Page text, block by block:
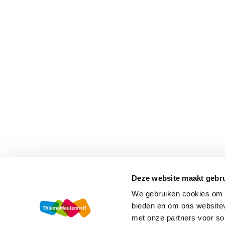
Deze website maakt
We gebruiken cookies
bieden en om ons
met onze partners voor